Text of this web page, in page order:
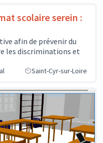
scolaire serein :
afin de prévenir du
les discriminations et
Saint-Cyr-sur-Loire